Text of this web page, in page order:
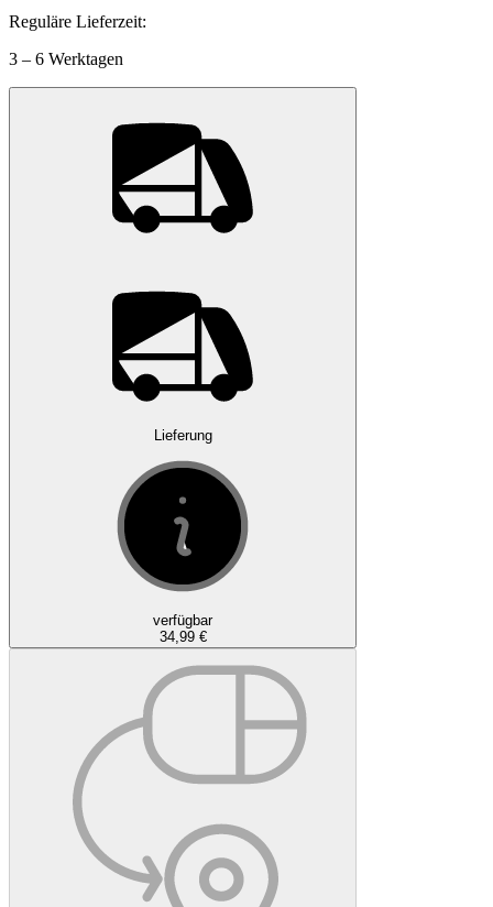
Reguläre Lieferzeit:
3 – 6 Werktagen
Lieferung
verfügbar
34,99 €